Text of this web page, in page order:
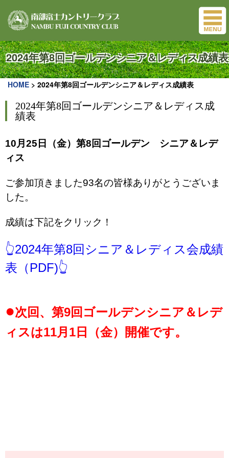
2024年第8回ゴールデンシニア＆レディス成績表
HOME > 2024年第8回ゴールデンシニア＆レディス成績表
2024年第8回ゴールデンシニア＆レディス成
績表
10月25 日（金）第8回ゴールデン シニア＆レデ
ィス
ご参加頂きました93名の皆様ありがとうございま
した。
成績は下記をクリック！
👆2024年第8回シニア＆レディス会成績
表（PDF)👆
●次回、第9回ゴールデンシニア＆レデ
ィスは11月1日（金）開催です。